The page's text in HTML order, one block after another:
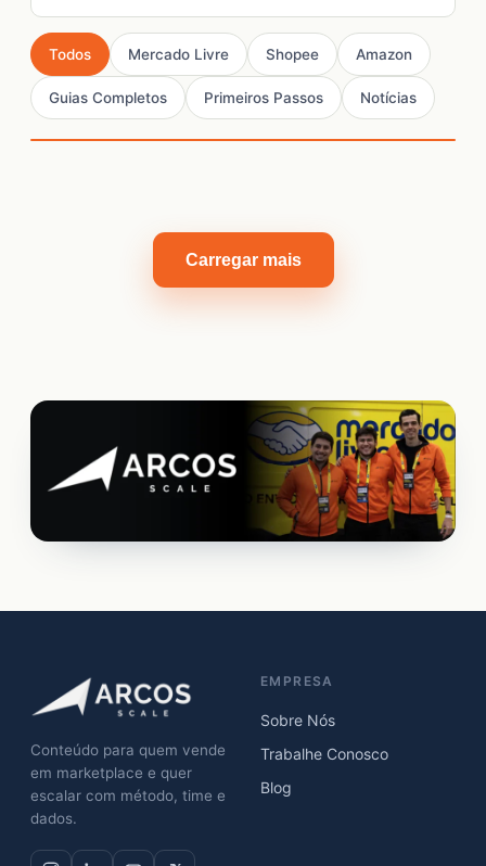
Todos Mercado Livre Shopee Amazon
Guias Completos Primeiros Passos Notícias
Carregar mais
Conteúdo para quem vende
em marketplace e quer
escalar com método, time e
dados.
EMPRESA
Sobre Nós
Trabalhe Conosco
Blog